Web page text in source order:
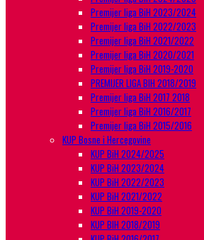
Premijer liga BiH 2023/2024
Premijer liga BiH 2022/2023
Premijer liga BiH 2021/2022
Premijer liga BiH 2020/2021
Premijer liga BiH 2019-2020
PREMIJER LIGA BIH 2018/2019
Premijer liga BiH 2017 2018
Premijer liga BiH 2016/2017
Premijer liga BiH 2015/2016
KUP Bosne i Hercegovine
KUP BiH 2024/2025
KUP BiH 2023/2024
KUP BiH 2022/2023
KUP BiH 2021/2022
KUP BiH 2019-2020
KUP BIH 2018/2019